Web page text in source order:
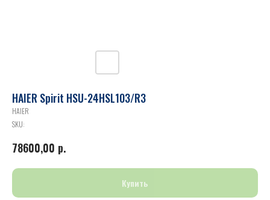
HAIER Spirit HSU-24HSL103/R3
HAIER
SKU:
78600,00 р.
Купить